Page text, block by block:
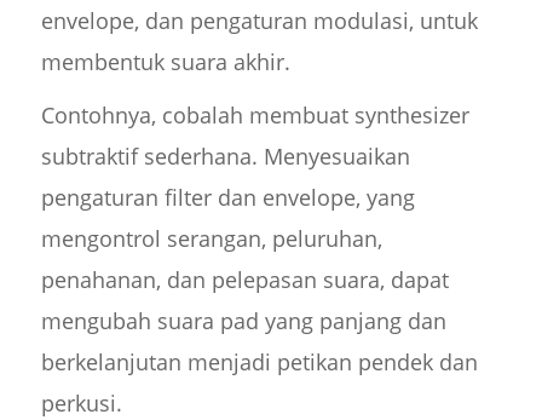
envelope, dan pengaturan modulasi, untuk
membentuk suara akhir.
Contohnya, cobalah membuat synthesizer
subtraktif sederhana. Menyesuaikan
pengaturan filter dan envelope, yang
mengontrol serangan, peluruhan,
penahanan, dan pelepasan suara, dapat
mengubah suara pad yang panjang dan
berkelanjutan menjadi petikan pendek dan
perkusi.